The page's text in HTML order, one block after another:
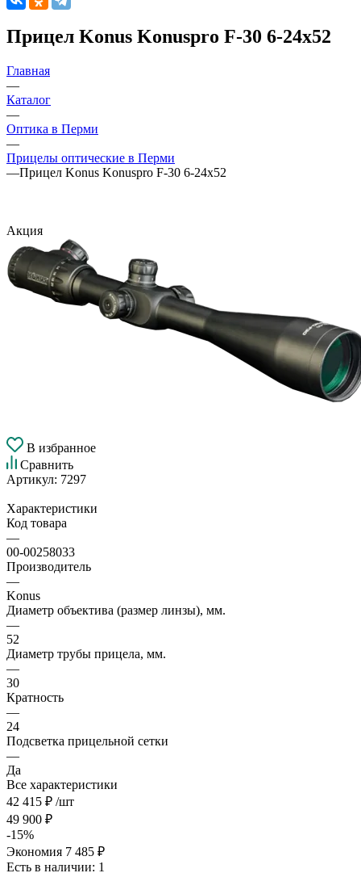
Прицел Konus Konuspro F-30 6-24x52
Главная
—
Каталог
—
Оптика в Перми
—
Прицелы оптические в Перми
—Прицел Konus Konuspro F-30 6-24x52
Акция
В избранное
Сравнить
Артикул: 7297
Характеристики
Код товара
—
00-00258033
Производитель
—
Konus
Диаметр объектива (размер линзы), мм.
—
52
Диаметр трубы прицела, мм.
—
30
Кратность
—
24
Подсветка прицельной сетки
—
Да
Все характеристики
42 415 ₽ /шт
49 900 ₽
-15%
Экономия 7 485 ₽
Есть в наличии: 1